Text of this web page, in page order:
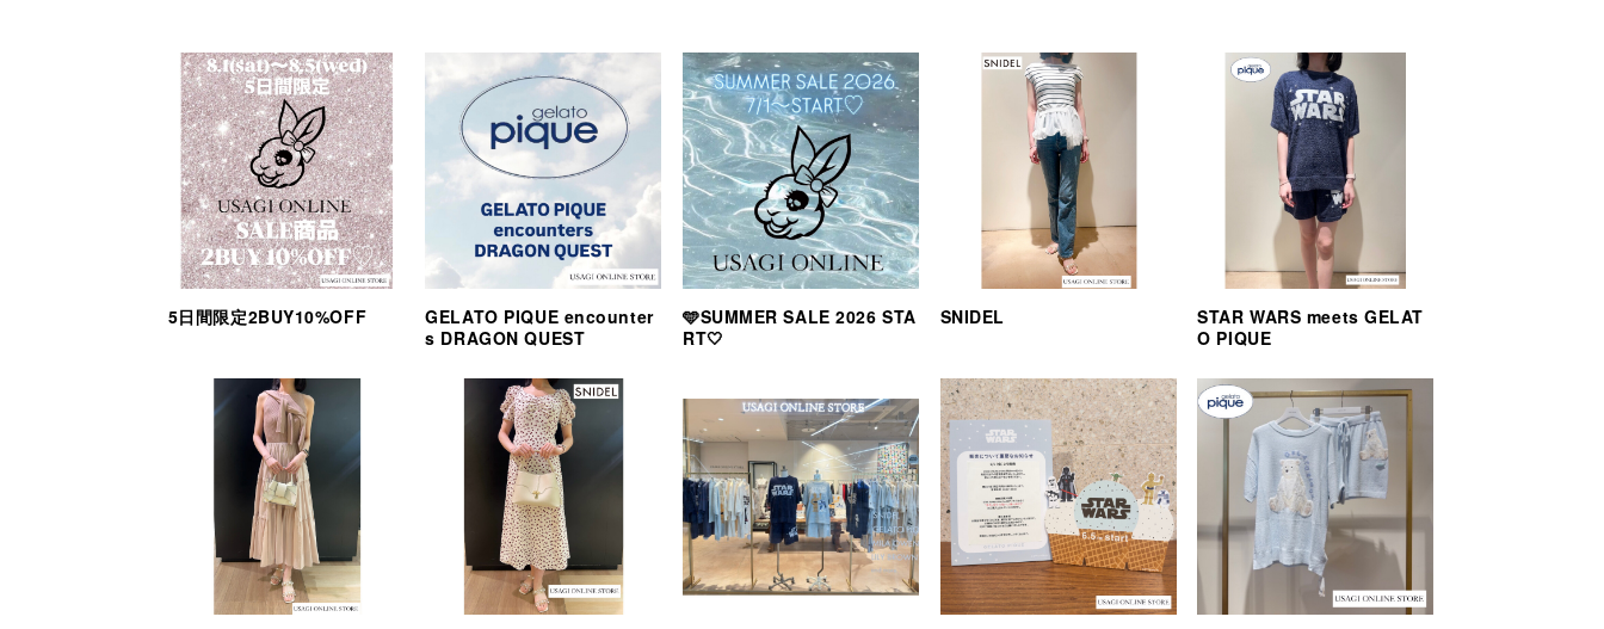
5日間限定2BUY10%OFF
GELATO PIQUE encounter
s DRAGON QUEST
🩵SUMMER SALE 2026 STA
RT🤍
SNIDEL
STAR WARS meets GELAT
O PIQUE